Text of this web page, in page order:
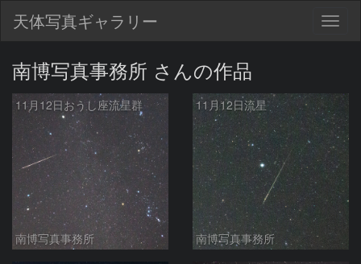
天体写真ギャラリー
南博写真事務所 さんの作品
11月12日おうし座流星群
南博写真事務所
11月12日流星
南博写真事務所